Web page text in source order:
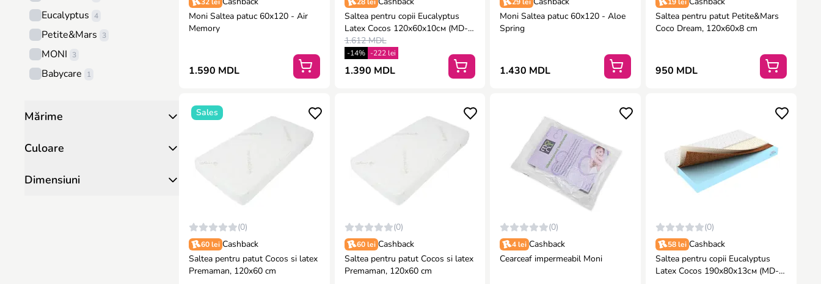
Eucalyptus 4
Petite&Mars 3
MONI 3
Babycare 1
Mărime
Culoare
Dimensiuni
Moni Saltea patuc 60x120 - Air
Memory
1.590 MDL
Saltea pentru copii Eucalyptus
Latex Cocos 120x60x10см (MD-
024)
1.612 MDL
-14% -222 lei
1.390 MDL
Moni Saltea patuc 60x120 - Aloe
Spring
1.430 MDL
Saltea pentru patut Petite&Mars
Coco Dream, 120x60x8 cm
950 MDL
Sales
(0)
60 lei Cashback
Saltea pentru patut Cocos si latex
Premaman, 120x60 cm
(0)
60 lei Cashback
Saltea pentru patut Cocos si latex
Premaman, 120x60 cm
(0)
4 lei Cashback
Cearceaf impermeabil Moni
(0)
58 lei Cashback
Saltea pentru copii Eucalyptus
Latex Cocos 190x80x13см (MD-